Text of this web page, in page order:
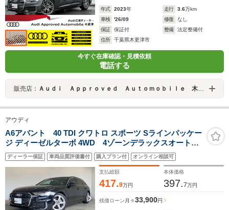
年式 2023年 走行 3.6万km
車検
'26/09 修復
なし
保証
保証付 整備
法定整備付
住所
千葉県木更津市
今すぐ在庫確認・見積依頼
電話する
販売店： Ａｕｄｉ Ａｐｐｒｏｖｅｄ Ａｕｔｏｍｏｂｉｌｅ 木更津
アウディ
A6アバント 40 TDI クワトロ スポーツ Sラインパッケー
ジ ディーゼルターボ 4WD 4ゾーンデラックスオートマ
チックエアコンディショナー HDマトリクスLEDヘッド
ライト S line パークアシストパッケージ バルコナ
レザー プライバシーガラス 認定中古車
ディーラー保証 車両品質評価書付 購入プラン付 オンライン相談可
支払総額
417.9万円
本体価格
397.7万円
残価ローン 月々33,900円